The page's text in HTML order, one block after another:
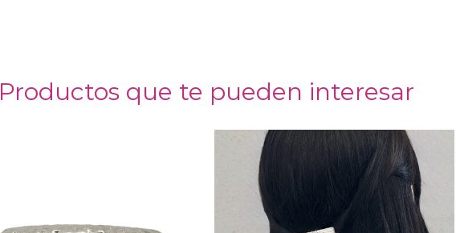
Productos que te pueden interesar